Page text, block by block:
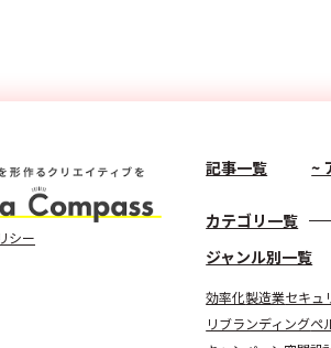
シー
記事一覧 ~
カテゴリ一覧
ジャンル別一覧
効率化製造業セキュ
リブランディングペ